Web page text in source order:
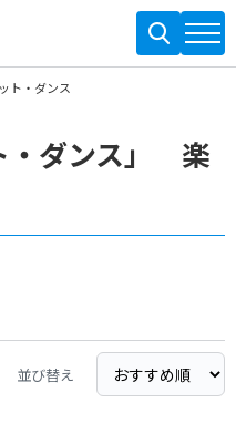
ト・ダンス
・ダンス」 楽
並び替え